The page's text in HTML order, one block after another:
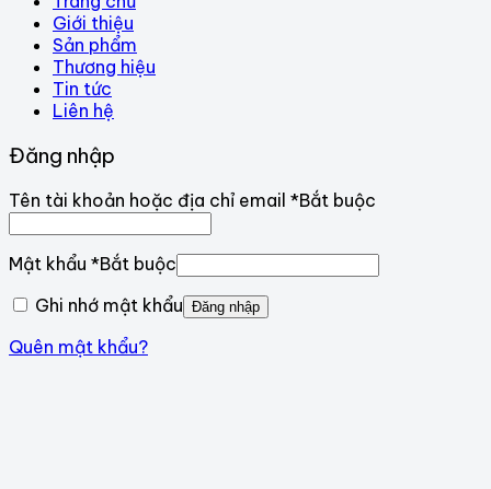
Giới thiệu
Sản phẩm
Thương hiệu
Tin tức
Liên hệ
Đăng nhập
Tên tài khoản hoặc địa chỉ email *Bắt buộc
Mật khẩu *Bắt buộc
Ghi nhớ mật khẩu Đăng nhập
Quên mật khẩu?